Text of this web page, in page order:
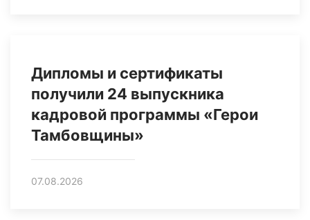
Дипломы и сертификаты
получили 24 выпускника
кадровой программы «Герои
Тамбовщины»
07.08.2026